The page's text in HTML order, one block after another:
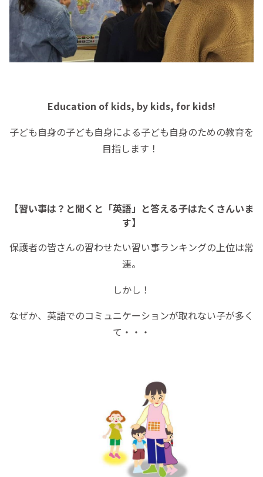
Education of kids, by kids, for kids!
子ども自身の子ども自身による子ども自身のための教育を
目指します！
【習い事は？と聞くと「英語」と答える子はたくさんいま
す】
保護者の皆さんの習わせたい習い事ランキングの上位は常
連。
しかし！
なぜか、英語でのコミュニケーションが取れない子が多く
て・・・